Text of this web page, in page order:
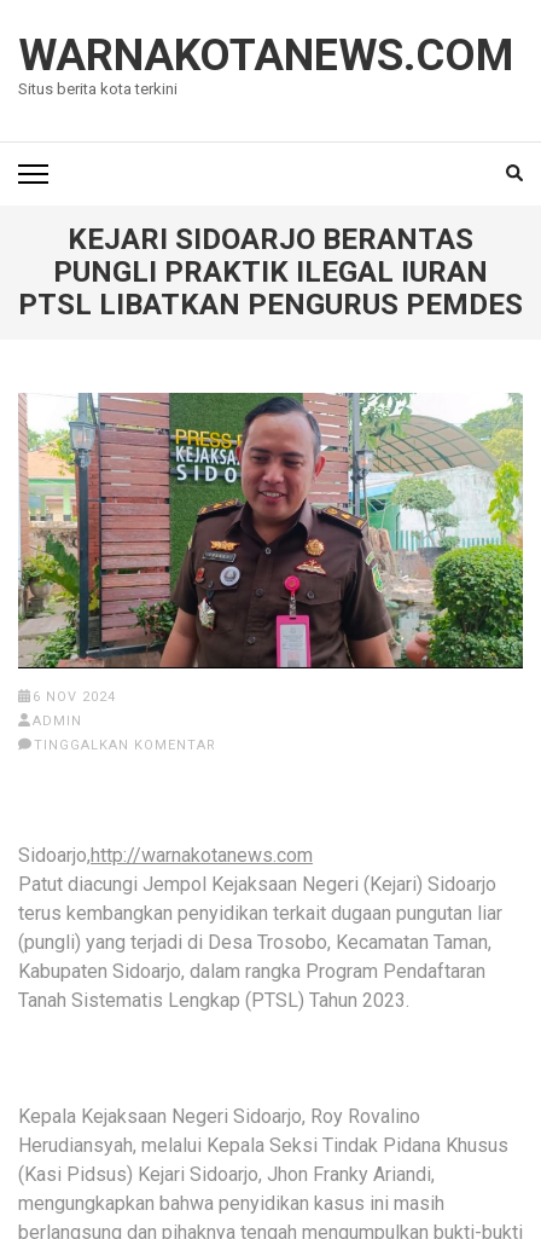
konten
(Tekan
WARNAKOTANEWS.COM
Situs berita kota terkini
KEJARI SIDOARJO BERANTAS
PUNGLI PRAKTIK ILEGAL IURAN
PTSL LIBATKAN PENGURUS PEMDES
6 NOV 2024
ADMIN
TINGGALKAN KOMENTAR
Sidoarjo,http://warnakotanews.com
Patut diacungi Jempol Kejaksaan Negeri (Kejari) Sidoarjo
terus kembangkan penyidikan terkait dugaan pungutan liar
(pungli) yang terjadi di Desa Trosobo, Kecamatan Taman,
Kabupaten Sidoarjo, dalam rangka Program Pendaftaran
Tanah Sistematis Lengkap (PTSL) Tahun 2023.
Kepala Kejaksaan Negeri Sidoarjo, Roy Rovalino
Herudiansyah, melalui Kepala Seksi Tindak Pidana Khusus
(Kasi Pidsus) Kejari Sidoarjo, Jhon Franky Ariandi,
mengungkapkan bahwa penyidikan kasus ini masih
berlangsung dan pihaknya tengah mengumpulkan bukti-bukti